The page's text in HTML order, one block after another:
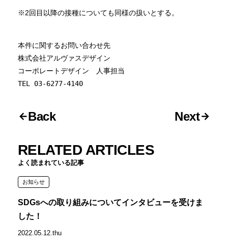
※2回目以降の接種についても同様の扱いとする。
本件に関するお問い合わせ先
株式会社アルヴァスデザイン
コーポレートデザイン　人事担当
TEL 03-6277-4140
Back Next
RELATED ARTICLES
よく読まれている記事
SDGsへの取り組みについてインタビューを受けま
した！
2022.05.12.thu
お知らせ